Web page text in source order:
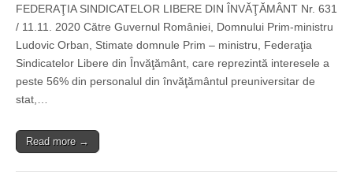
FEDERAŢIA SINDICATELOR LIBERE DIN ÎNVĂŢĂMÂNT Nr. 631
/ 11.11. 2020 Către Guvernul României, Domnului Prim-ministru
Ludovic Orban, Stimate domnule Prim – ministru, Federaţia
Sindicatelor Libere din Învăţământ, care reprezintă interesele a
peste 56% din personalul din învăţământul preuniversitar de
stat,…
Read more →